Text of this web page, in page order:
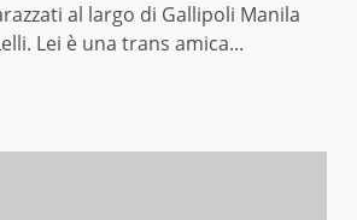
al largo di Gallipoli Manila
Lei è una trans amica...